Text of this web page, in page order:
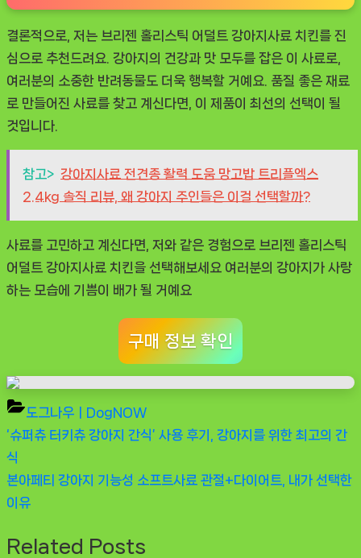
결론적으로, 저는 브리젠 홀리스틱 어덜트 강아지사료 치킨를 진
심으로 추천드려요. 강아지의 건강과 맛 모두를 잡은 이 사료로,
여러분의 소중한 반려동물도 더욱 행복할 거예요. 품질 좋은 재료
로 만들어진 사료를 찾고 계신다면, 이 제품이 최선의 선택이 될
것입니다.
참고> 강아지사료 전견종 활력 도움 망고밥 트리플엑스
2.4kg 솔직 리뷰, 왜 강아지 주인들은 이걸 선택할까?
사료를 고민하고 계신다면, 저와 같은 경험으로 브리젠 홀리스틱
어덜트 강아지사료 치킨을 선택해보세요 여러분의 강아지가 사랑
하는 모습에 기쁨이 배가 될 거예요
구매 정보 확인
도그나우ㅣDogNOW
글
탐
색
Previous
Post:
‘슈퍼츄 터키츄 강아지 간식’ 사용 후기, 강아지를 위한 최고의 간
식
Next
Post:
본아페티 강아지 기능성 소프트사료 관절+다이어트, 내가 선택한
이유
Related Posts